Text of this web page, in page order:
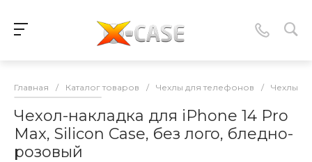
Главная / Каталог товаров / Чехлы для телефонов / Чехлы-
Чехол-накладка для iPhone 14 Pro
Max, Silicon Case, без лого, бледно-
розовый